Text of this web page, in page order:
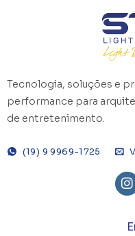
Tecnologia, soluções e
performance para
de entretenimento.
(19) 9 9969-1725